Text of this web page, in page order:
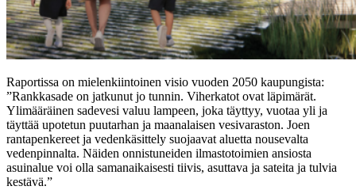
Raportissa on mielenkiintoinen visio vuoden 2050 kaupungista:
”Rankkasade on jatkunut jo tunnin. Viherkatot ovat läpimärät.
Ylimääräinen sadevesi valuu lampeen, joka täyttyy, vuotaa yli ja
täyttää upotetun puutarhan ja maanalaisen vesivaraston. Joen
rantapenkereet ja vedenkäsittely suojaavat aluetta nousevalta
vedenpinnalta. Näiden onnistuneiden ilmastotoimien ansiosta
asuinalue voi olla samanaikaisesti tiivis, asuttava ja sateita ja tulvia
kestävä.”